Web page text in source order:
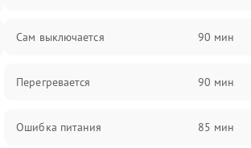
Сам выключается 90 мин
Перегревается 90 мин
Ошибка питания 85 мин